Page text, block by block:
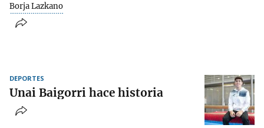
Borja Lazkano
DEPORTES
Unai Baigorri hace historia